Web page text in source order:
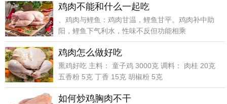
鸡肉不能和什么一起吃
、鸡肉与鲤鱼：鸡肉甘温，鲤鱼甘平。鸡肉补中助
阳，鲤鱼下气利水，性味不反但功能相乘
鸡肉怎么做好吃
熏鸡好吃 主料： 童子鸡 3000克 调料： 肉桂 20克
五香粉 5克 丁香 15克 胡椒粉 5克
如何炒鸡胸肉不干